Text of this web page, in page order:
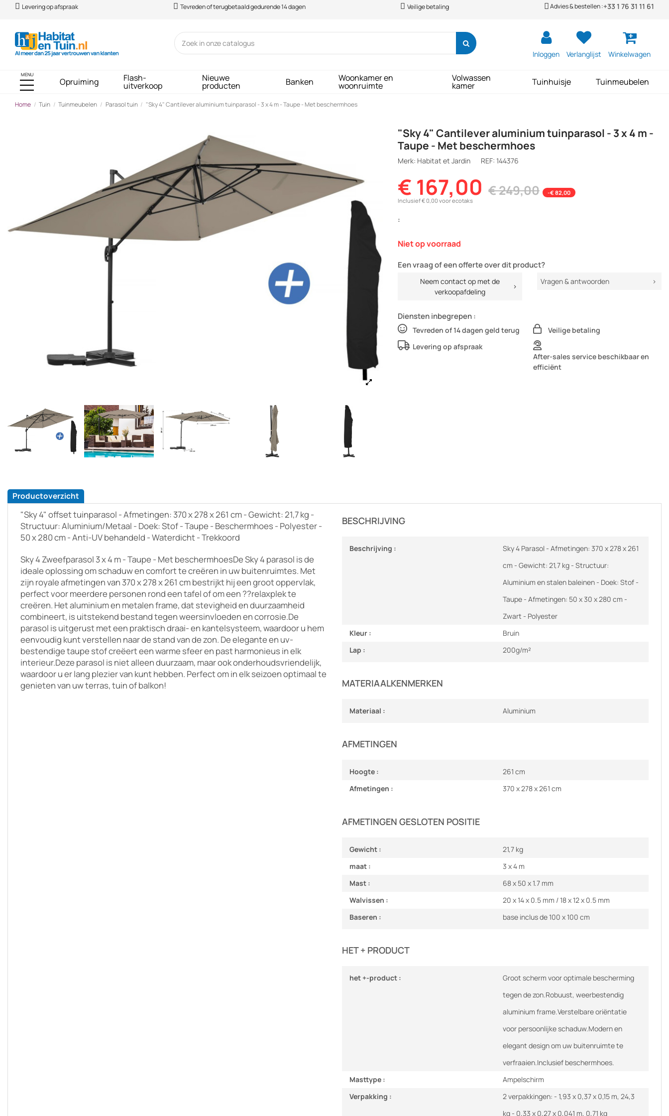
Levering op afspraak Tevreden of terugbetaald gedurende 14 dagen Veilige betaling Advies & bestellen :+33 1 76 31 11 61
Inloggen Verlanglijst Winkelwagen
MENU
Opruiming Flash-
uitverkoop
Nieuwe
producten Banken Woonkamer en
woonruimte
Volwassen
kamer Tuinhuisje Tuinmeubelen
Home Tuin Tuinmeubelen Parasol tuin "Sky 4" Cantilever aluminium tuinparasol - 3 x 4 m - Taupe - Met beschermhoes
"Sky 4" Cantilever aluminium tuinparasol - 3 x 4 m -
Taupe - Met beschermhoes
Merk: Habitat et Jardin REF: 144376
€ 167,00 € 249,00
-€ 82,00
Inclusief € 0,00 voor ecotaks
:
Niet op voorraad
Een vraag of een offerte over dit product?
Neem contact op met de
verkoopafdeling
Vragen & antwoorden
Diensten inbegrepen :
Tevreden of 14 dagen geld terug
Veilige betaling
Levering op afspraak
After-sales service beschikbaar en
efficiënt
Productoverzicht
"Sky 4" offset tuinparasol - Afmetingen: 370 x 278 x 261 cm - Gewicht: 21,7 kg -
Structuur: Aluminium/Metaal - Doek: Stof - Taupe - Beschermhoes - Polyester -
50 x 280 cm - Anti-UV behandeld - Waterdicht - Trekkoord
Sky 4 Zweefparasol 3 x 4 m - Taupe - Met beschermhoesDe Sky 4 parasol is de
ideale oplossing om schaduw en comfort te creëren in uw buitenruimtes. Met
zijn royale afmetingen van 370 x 278 x 261 cm bestrijkt hij een groot oppervlak,
perfect voor meerdere personen rond een tafel of om een ??relaxplek te
creëren. Het aluminium en metalen frame, dat stevigheid en duurzaamheid
combineert, is uitstekend bestand tegen weersinvloeden en corrosie.De
parasol is uitgerust met een praktisch draai- en kantelsysteem, waardoor u hem
eenvoudig kunt verstellen naar de stand van de zon. De elegante en uv-
bestendige taupe stof creëert een warme sfeer en past harmonieus in elk
interieur.Deze parasol is niet alleen duurzaam, maar ook onderhoudsvriendelijk,
waardoor u er lang plezier van kunt hebben. Perfect om in elk seizoen optimaal te
genieten van uw terras, tuin of balkon!
BESCHRIJVING
Beschrijving :
Sky 4 Parasol - Afmetingen: 370 x 278 x 261
cm - Gewicht: 21,7 kg - Structuur:
Aluminium en stalen baleinen - Doek: Stof -
Taupe - Afmetingen: 50 x 30 x 280 cm -
Zwart - Polyester
Kleur :
Bruin
Lap :
200g/m²
MATERIAALKENMERKEN
Materiaal : Aluminium
AFMETINGEN
Hoogte :
261 cm
Afmetingen :
370 x 278 x 261 cm
AFMETINGEN GESLOTEN POSITIE
Gewicht :
21,7 kg
maat :
3 x 4 m
Mast :
68 x 50 x 1.7 mm
Walvissen :
20 x 14 x 0.5 mm / 18 x 12 x 0.5 mm
Baseren :
base inclus de 100 x 100 cm
HET + PRODUCT
het +-product :
Groot scherm voor optimale bescherming
tegen de zon.Robuust, weerbestendig
aluminium frame.Verstelbare oriëntatie
voor persoonlijke schaduw.Modern en
elegant design om uw buitenruimte te
verfraaien.Inclusief beschermhoes.
Masttype :
Ampelschirm
Verpakking :
2 verpakkingen: - 1,93 x 0,37 x 0,15 m, 24,3
kg - 0,33 x 0,27 x 0,041 m, 0,71 kg